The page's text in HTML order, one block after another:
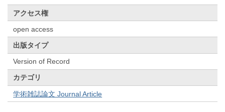
アクセス権
open access
出版タイプ
Version of Record
カテゴリ
学術雑誌論文 Journal Article